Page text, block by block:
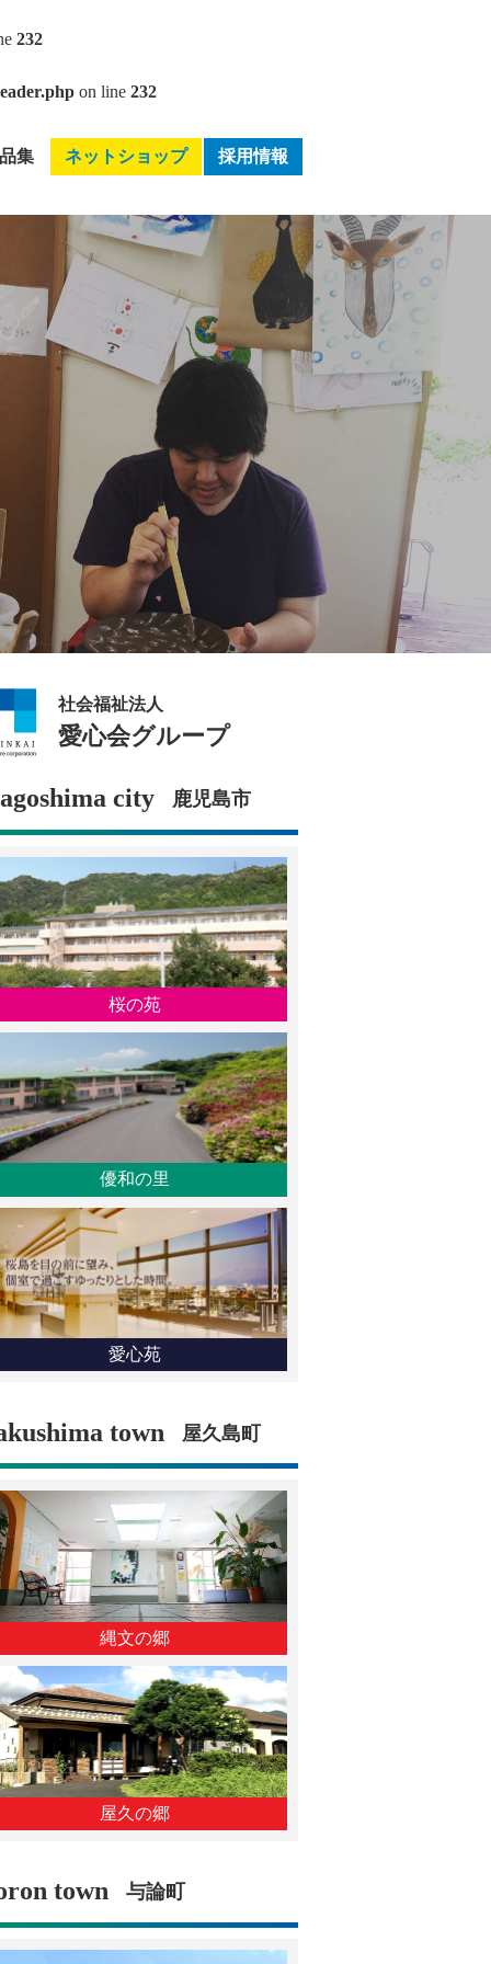
232
on line 232
集 ネットショップ 採用情報
社会福祉法人
愛心会グループ
city 鹿児島市
桜の苑
優和の里
愛心苑
town 屋久島町
縄文の郷
屋久の郷
town 与論町